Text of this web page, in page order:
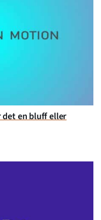
det en bluff eller